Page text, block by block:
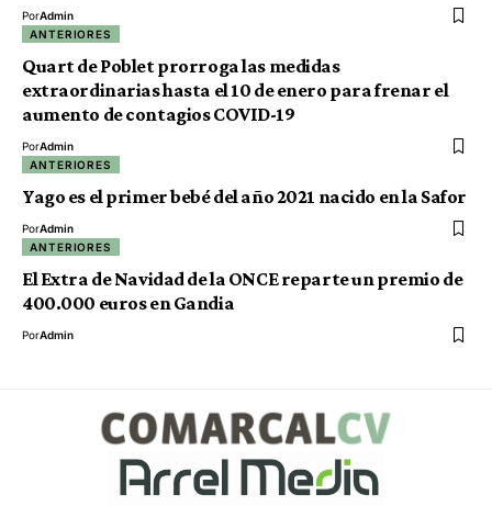
PorAdmin
ANTERIORES
Quart de Poblet prorroga las medidas
extraordinarias hasta el 10 de enero para frenar el
aumento de contagios COVID-19
PorAdmin
ANTERIORES
Yago es el primer bebé del año 2021 nacido en la Safor
PorAdmin
ANTERIORES
El Extra de Navidad de la ONCE reparte un premio de
400.000 euros en Gandia
PorAdmin